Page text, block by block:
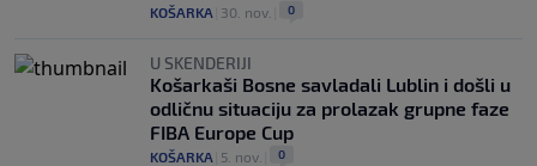
KOŠARKA 30. nov. 0
U SKENDERIJI
Košarkaši Bosne savladali Lublin i došli u
odličnu situaciju za prolazak grupne faze
FIBA Europe Cup
KOŠARKA 5. nov. 0